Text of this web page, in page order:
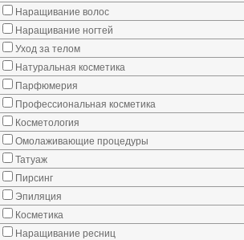
Наращивание волос
Наращивание ногтей
Уход за телом
Натуральная косметика
Парфюмерия
Профессиональная косметика
Косметология
Омолаживающие процедуры
Татуаж
Пирсинг
Эпиляция
Косметика
Наращивание ресниц